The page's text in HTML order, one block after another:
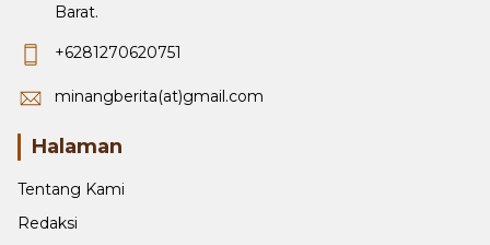
Barat.
+6281270620751
minangberita(at)gmail.com
Halaman
Tentang Kami
Redaksi